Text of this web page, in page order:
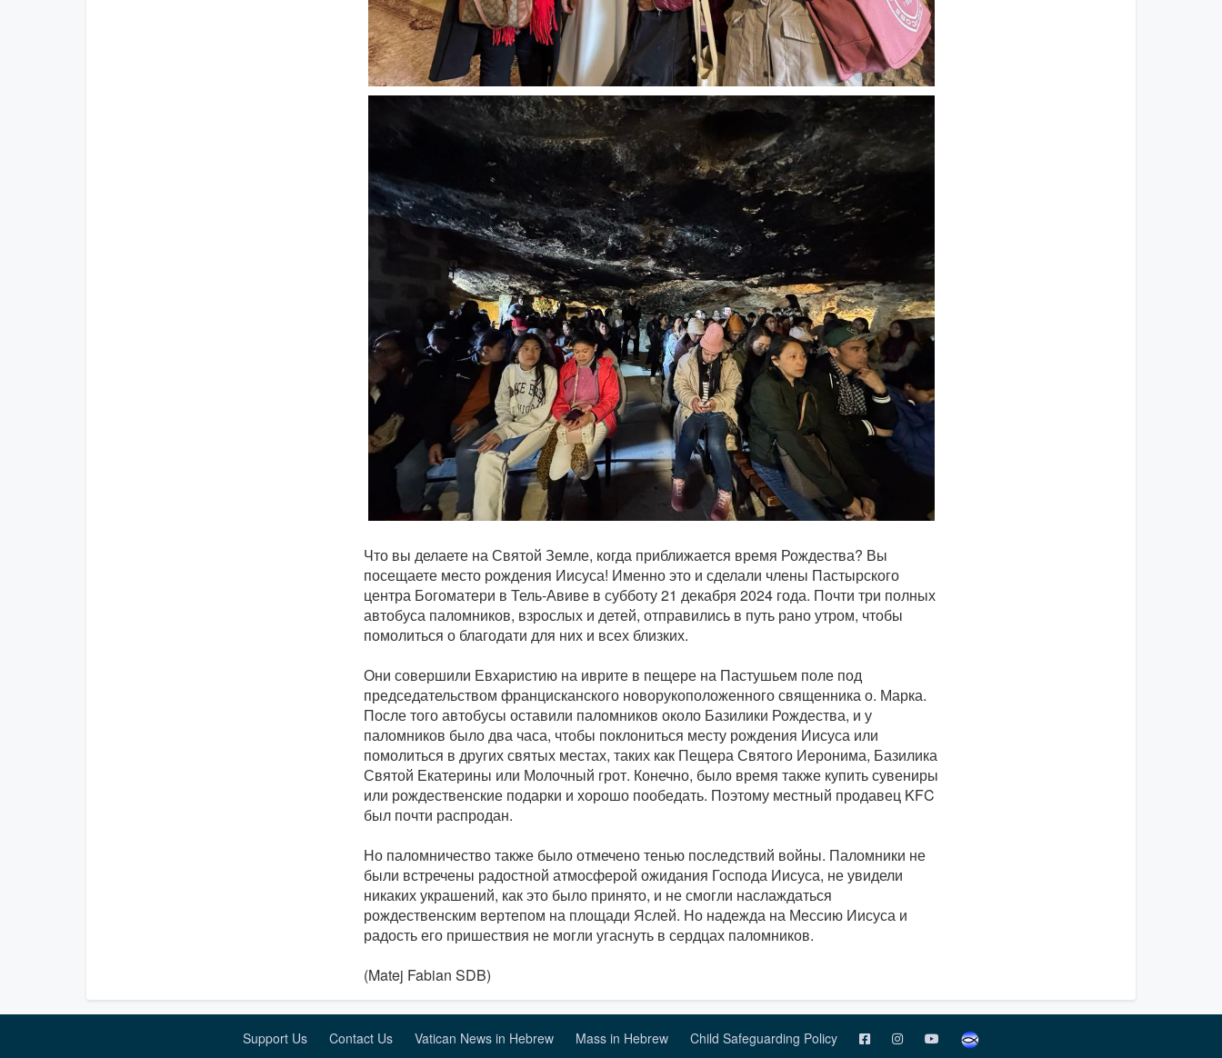
Что вы делаете на Святой Земле, когда приближается время Рождества? Вы
посещаете место рождения Иисуса! Именно это и сделали члены Пастырского
центра Богоматери в Тель-Авиве в субботу 21 декабря 2024 года. Почти три полных
автобуса паломников, взрослых и детей, отправились в путь рано утром, чтобы
помолиться о благодати для них и всех близких.
Они совершили Евхаристию на иврите в пещере на Пастушьем поле под
председательством францисканского новорукоположенного священника о. Марка.
После того автобусы оставили паломников около Базилики Рождества, и у
паломников было два часа, чтобы поклониться месту рождения Иисуса или
помолиться в других святых местах, таких как Пещера Святого Иеронима, Базилика
Святой Екатерины или Молочный грот. Конечно, было время также купить сувениры
или рождественские подарки и хорошо пообедать. Поэтому местный продавец KFC
был почти распродан.
Но паломничество также было отмечено тенью последствий войны. Паломники не
были встречены радостной атмосферой ожидания Господа Иисуса, не увидели
никаких украшений, как это было принято, и не смогли наслаждаться
рождественским вертепом на площади Яслей. Но надежда на Мессию Иисуса и
радость его пришествия не могли угаснуть в сердцах паломников.
(Matej Fabian SDB)
Support Us Contact Us Vatican News in Hebrew Mass in Hebrew Child Safeguarding Policy